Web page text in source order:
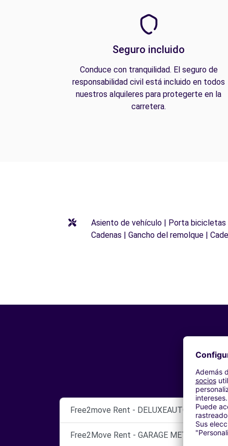
Seguro incluido
Conduce con tranquilidad. El seguro de
responsabilidad civil está incluido en todos
nuestros alquileres para protegerte en la
carretera.
Asiento de vehículo | Porta bicicletas
Cadenas | Gancho del remolque |
Free2move Rent - DELUXEAUTO69 -
Free2Move Rent - GARAGE METROPOLE -